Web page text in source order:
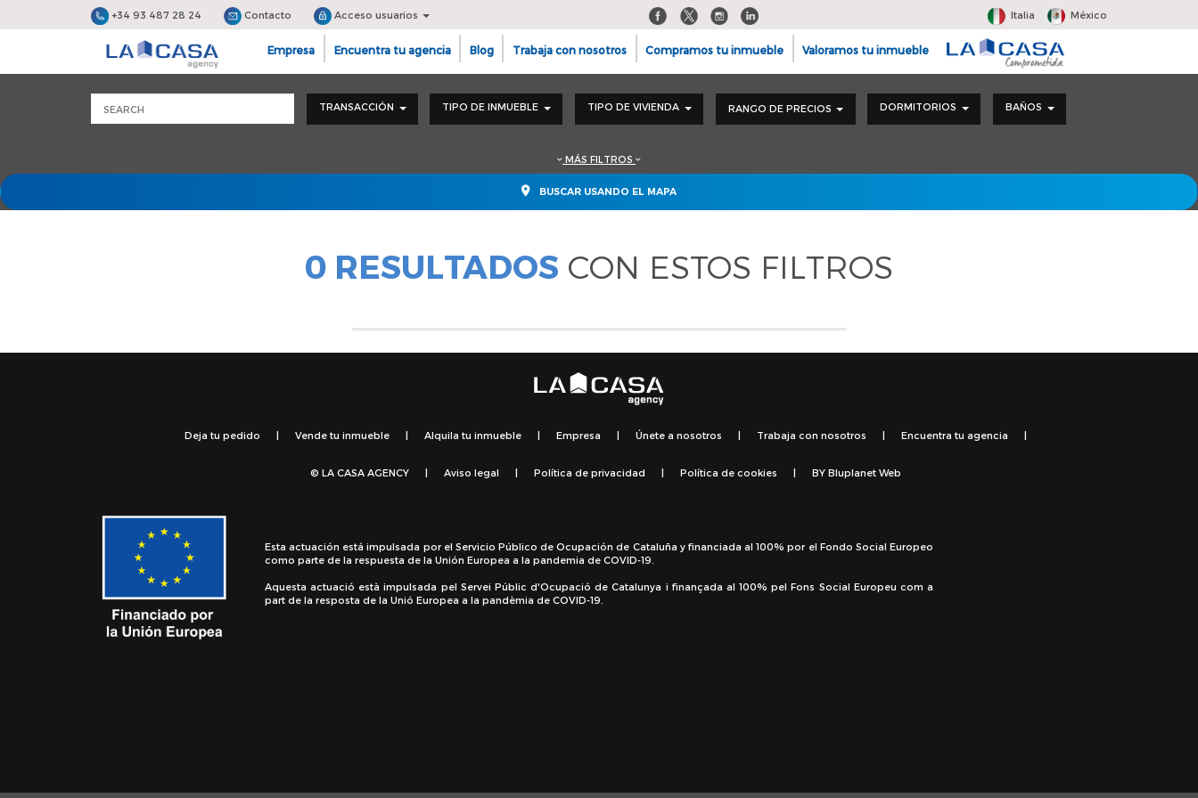
+34 93 487 28 24 Contacto Acceso usuarios Italia México
Empresa Encuentra tu agencia Blog Trabaja con nosotros Compramos tu inmueble Valoramos tu inmueble
TRANSACCIÓN TIPO DE INMUEBLE TIPO DE VIVIENDA RANGO DE PRECIOS DORMITORIOS BAÑOS
MÁS FILTROS
BUSCAR USANDO EL MAPA
0 RESULTADOS CON ESTOS FILTROS
Deja tu pedido | Vende tu inmueble | Alquila tu inmueble | Empresa | Únete a nosotros | Trabaja con nosotros | Encuentra tu agencia |
© LA CASA AGENCY | Aviso legal | Política de privacidad | Política de cookies | BY Bluplanet Web
Esta actuación está impulsada por el Servicio Público de Ocupación de Cataluña y financiada al 100% por el Fondo Social Europeo
como parte de la respuesta de la Unión Europea a la pandemia de COVID-19.
Aquesta actuació està impulsada pel Servei Públic d'Ocupació de Catalunya i finançada al 100% pel Fons Social Europeu com a
part de la resposta de la Unió Europea a la pandèmia de COVID-19.